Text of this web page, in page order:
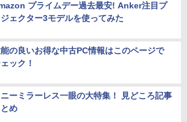
プライムデー過去最安! Anker注目プ
ジェクター3モデルを使ってみた
の良いお得な中古PC情報はこのページで
ック！
ニーミラーレス一眼の大特集！ 見どころ記事
とめ